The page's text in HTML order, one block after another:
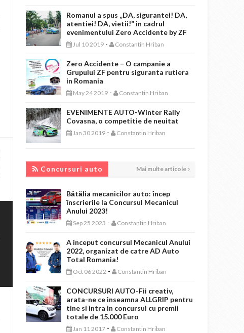
Romanul a spus „DA, sigurantei! DA,
atentiei! DA, vietii!” in cadrul
evenimentului Zero Accidente by ZF
Jul 10 2019 - Constantin Hriban
Zero Accidente – O campanie a
Grupului ZF pentru siguranta rutiera
in Romania
May 24 2019 - Constantin Hriban
EVENIMENTE AUTO-Winter Rally
Covasna, o competitie de neuitat
Jan 30 2019 - Constantin Hriban
Concursuri auto Mai multe articole
Bătălia mecanicilor auto: încep
înscrierile la Concursul Mecanicul
Anului 2023!
Sep 25 2023 - Constantin Hriban
A inceput concursul Mecanicul Anului
2022, organizat de catre AD Auto
Total Romania!
Oct 06 2022 - Constantin Hriban
CONCURSURI AUTO-Fii creativ,
arata-ne ce inseamna ALLGRIP pentru
tine si intra in concursul cu premii
totale de 15.000 Euro
Jan 11 2017 - Constantin Hriban